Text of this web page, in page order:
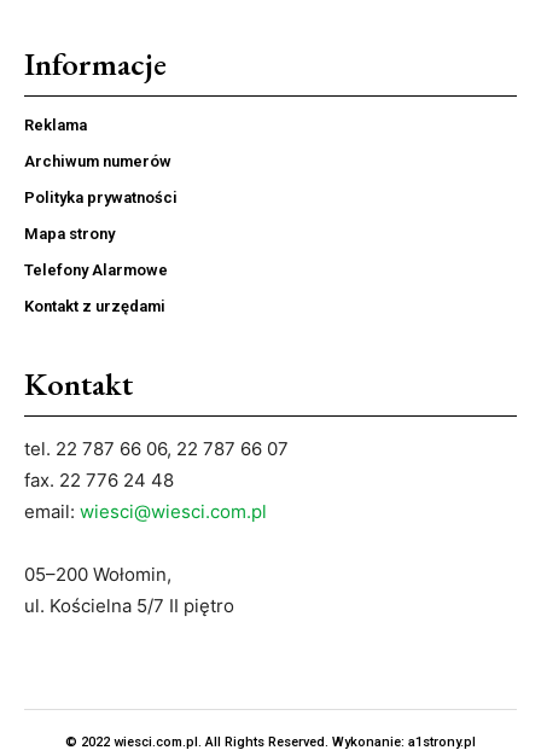
Informacje
Reklama
Archiwum numerów
Polityka prywatności
Mapa strony
Telefony Alarmowe
Kontakt z urzędami
Kontakt
tel. 22 787 66 06, 22 787 66 07
fax. 22 776 24 48
email: wiesci@wiesci.com.pl
05–200 Wołomin,
ul. Kościelna 5/7 II piętro
© 2022 wiesci.com.pl. All Rights Reserved. Wykonanie: a1strony.pl